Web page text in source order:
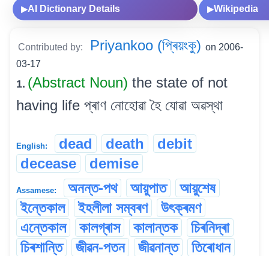
▶AI Dictionary Details ▶Wikipedia
Contributed by: Priyankoo (প্ৰিয়ংকু) on 2006-
03-17
1. (Abstract Noun) the state of not
having life প্ৰাণ নোহোৱা হৈ যোৱা অৱস্থা
English: dead death
debit
decease
demise
Assamese: অনন্ত-পথ আয়ুপাত
আয়ুশেষ
ইন্তেকাল
ইহলীলা সম্বৰণ
উৎক্ৰমণ
এন্তেকাল
কালগ্ৰাস কালান্তক
চিৰনিদ্ৰা
চিৰশান্তি
জীৱন-পতন জীৱনান্ত
তিৰোধান